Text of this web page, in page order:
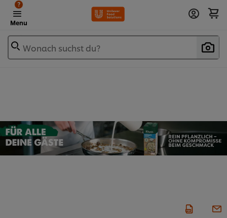
Menu
?
Wonach suchst du?